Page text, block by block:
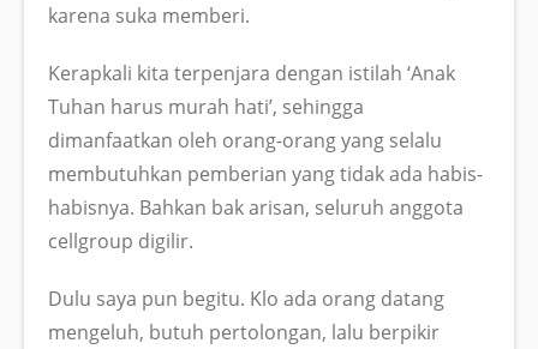
karena suka memberi.
Kerapkali kita terpenjara dengan istilah ‘Anak
Tuhan harus murah hati’, sehingga
dimanfaatkan oleh orang-orang yang selalu
membutuhkan pemberian yang tidak ada habis-
habisnya. Bahkan bak arisan, seluruh anggota
cellgroup digilir.
Dulu saya pun begitu. Klo ada orang datang
mengeluh, butuh pertolongan, lalu berpikir